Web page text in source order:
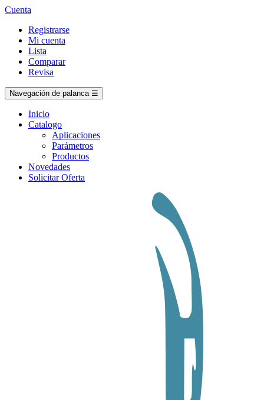
Cuenta
Registrarse
Mi cuenta
Lista
Comparar
Revisa
Navegación de palanca ☰
Inicio
Catalogo
Aplicaciones
Parámetros
Productos
Novedades
Solicitar Oferta